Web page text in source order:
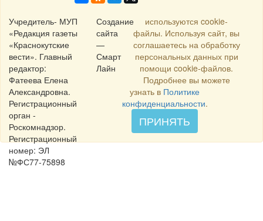
Учредитель- МУП
«Редакция газеты
«Краснокутские
вести». Главный
редактор:
Фатеева Елена
Александровна.
Регистрационный
орган -
Роскомнадзор.
Регистрационный
номер: ЭЛ
№ФС77-75898
Создание
сайта
—
Смарт
Лайн
используются cookie-
файлы. Используя сайт, вы
соглашаетесь на обработку
персональных данных при
помощи cookie-файлов.
Подробнее вы можете
узнать в Политике
конфиденциальности.
ПРИНЯТЬ